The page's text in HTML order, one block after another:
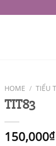
HOME / TIỂU
TIT83
150,000₫